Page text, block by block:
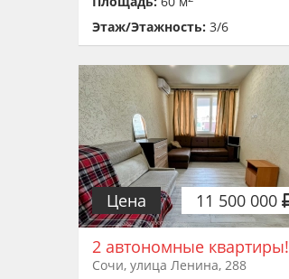
Этаж/Этажность: 3/6
11 500 000
Цена
2 автономные квартиры!
Сочи, улица Ленина, 288